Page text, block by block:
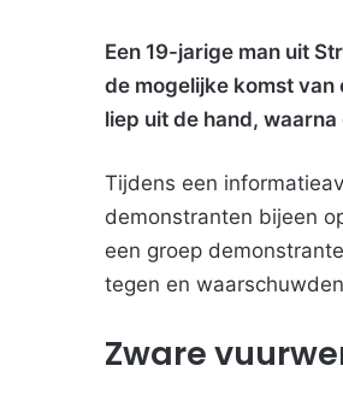
Een 19-jarige man uit
de mogelijke komst van
liep uit de hand,
Tijdens een
demonstranten bijeen
een groep
tegen en
Zware